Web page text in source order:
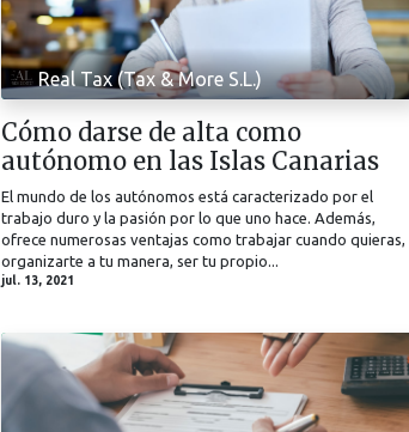
Real Tax (Tax & More S.L.)
Cómo darse de alta como
autónomo en las Islas Canarias
El mundo de los autónomos está caracterizado por el
trabajo duro y la pasión por lo que uno hace. Además,
ofrece numerosas ventajas como trabajar cuando quieras,
organizarte a tu manera, ser tu propio...
jul. 13, 2021